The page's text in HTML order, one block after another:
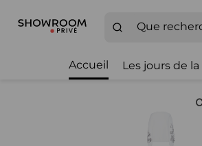
Accueil Les jours de